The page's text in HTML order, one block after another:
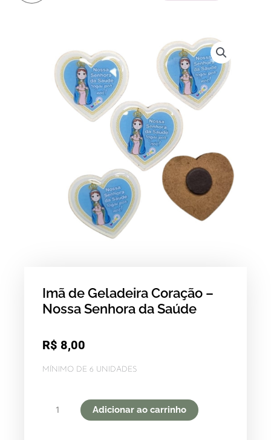
Imã de Geladeira Coração –
Nossa Senhora da Saúde
R$ 8,00
MÍNIMO DE 6 UNIDADES
Adicionar ao carrinho